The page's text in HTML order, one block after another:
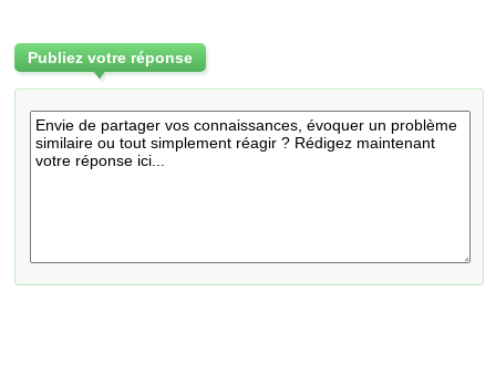
Publiez votre réponse